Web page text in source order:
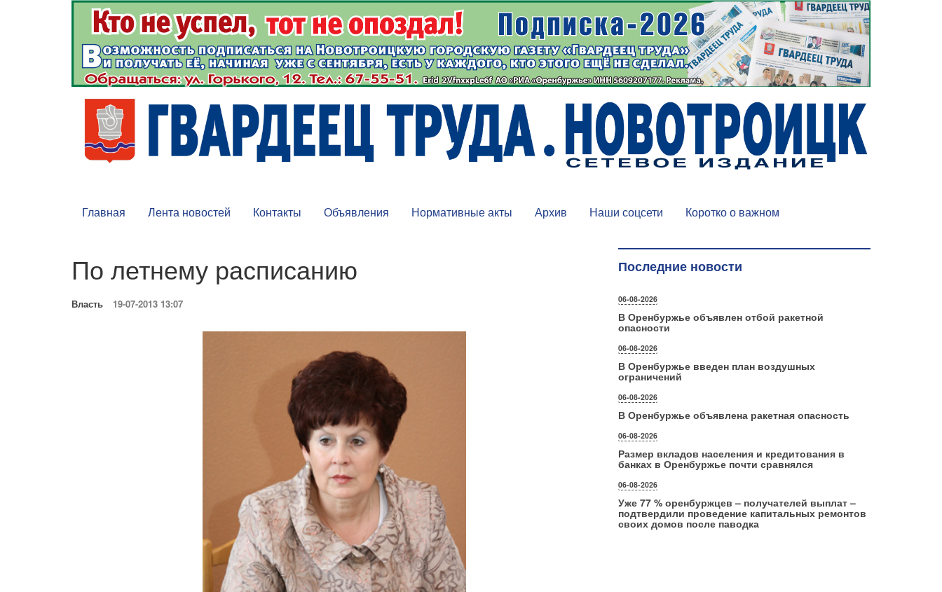
Главная Лента новостей Контакты Объявления Нормативные акты Архив Наши соцсети Коротко о важном
По летнему расписанию
Власть 19-07-2013 13:07
Последние новости
06-08-2026
В Оренбуржье объявлен отбой ракетной
опасности
06-08-2026
В Оренбуржье введен план воздушных
ограничений
06-08-2026
В Оренбуржье объявлена ракетная опасность
06-08-2026
Размер вкладов населения и кредитования в
банках в Оренбуржье почти сравнялся
06-08-2026
Уже 77 % оренбуржцев – получателей выплат –
подтвердили проведение капитальных ремонтов
своих домов после паводка